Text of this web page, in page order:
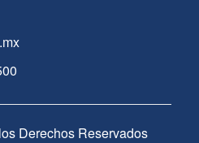
Derechos Reservados